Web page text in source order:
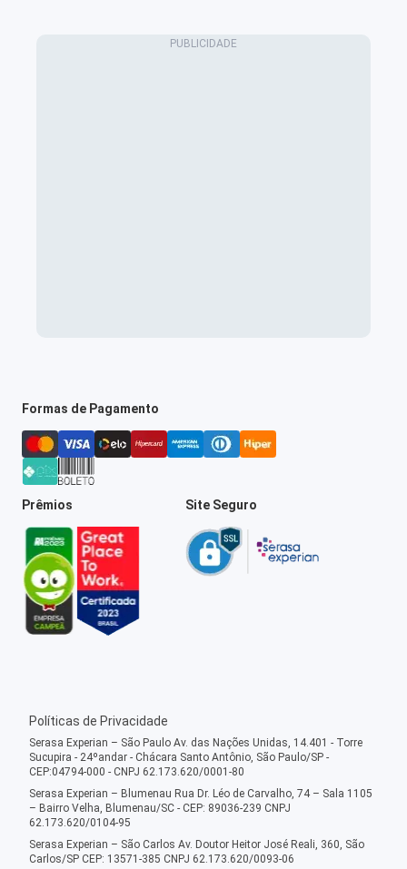
Formas de Pagamento
Prêmios Site Seguro
Políticas de Privacidade
Serasa Experian – São Paulo Av. das Nações Unidas, 14.401 - Torre
Sucupira - 24ºandar - Chácara Santo Antônio, São Paulo/SP -
CEP:04794-000 - CNPJ 62.173.620/0001-80
Serasa Experian – Blumenau Rua Dr. Léo de Carvalho, 74 – Sala 1105
– Bairro Velha, Blumenau/SC - CEP: 89036-239 CNPJ
62.173.620/0104-95
Serasa Experian – São Carlos Av. Doutor Heitor José Reali, 360, São
Carlos/SP CEP: 13571-385 CNPJ 62.173.620/0093-06